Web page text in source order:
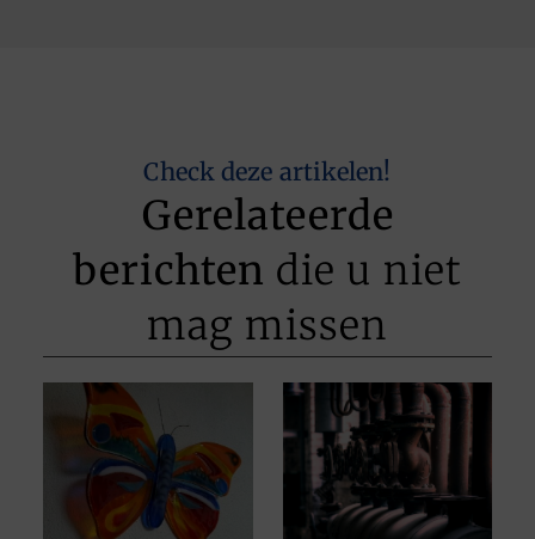
Check deze artikelen!
Gerelateerde
berichten die u niet
mag missen